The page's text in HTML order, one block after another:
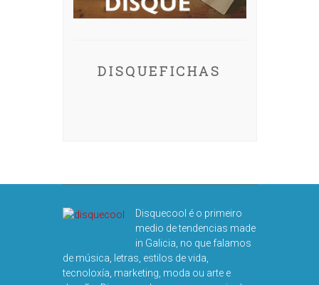
DISQUEFICHAS
Disquecool é o primeiro
medio de tendencias made
in Galicia, no que falamos
de música, letras, estilos de vida,
tecnoloxía, marketing, moda ou arte e